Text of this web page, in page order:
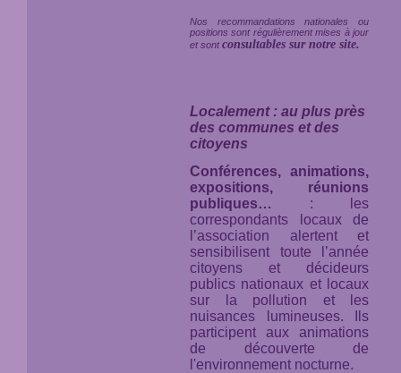
Nos recommandations nationales ou
positions sont régulièrement mises à jour
et sont consultables sur notre site.
Localement : au plus près
des communes et des
citoyens
Conférences, animations,
expositions, réunions
publiques…
: les
correspondants locaux de
l’association alertent et
sensibilisent toute l’année
citoyens et décideurs
publics nationaux et locaux
sur la pollution et les
nuisances lumineuses. Ils
participent aux animations
de découverte de
l'environnement nocturne.